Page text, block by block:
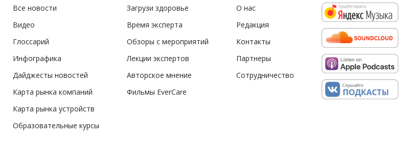
Все новости
Видео
Глоссарий
Инфографика
Дайджесты новостей
Карта рынка компаний
Карта рынка устройств
Образовательные курсы
Загрузи здоровье
Время эксперта
Обзоры с мероприятий
Лекции экспертов
Авторское мнение
Фильмы EverCare
О нас
Редакция
Контакты
Партнеры
Сотрудничество